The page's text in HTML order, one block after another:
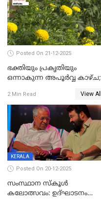
Posted On 21-12-2025
ഭക്തിയും പ്രകൃതിയും
ഒന്നാകുന്ന അപൂര്‍വ്വ കാഴ്ച;
കാഴ്ചാനുഭവമൊരുക്കി
ശബരീ നന്ദനം
2 Min Read View All
KERALA
Posted On 20-12-2025
സംസ്ഥാന സ്കൂൾ
കലോത്സവം: ഉദ്ഘാടനം